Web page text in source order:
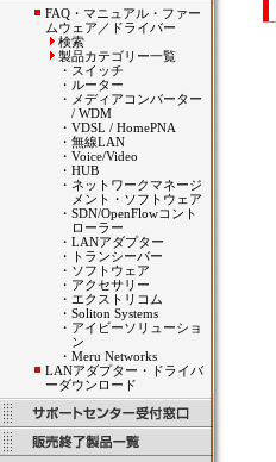
FAQ・マニュアル・ファー
ムウェア／ドライバー
検索
製品カテゴリー一覧
・ スイッチ
・ ルーター
・ メディアコンバーター
/ WDM
・ VDSL / HomePNA
・ 無線LAN
・ Voice/Video
・ HUB
・ ネットワークマネージ
メント・ソフトウェア
・ SDN/OpenFlowコント
ローラー
・ LANアダプター
・
トランシーバー
・ ソフトウェア
・ アクセサリー
・ エクストリコム
・ Soliton Systems
・ アイビーソリューショ
ン
・ Meru Networks
LANアダプター・ドライバ
ーダウンロード